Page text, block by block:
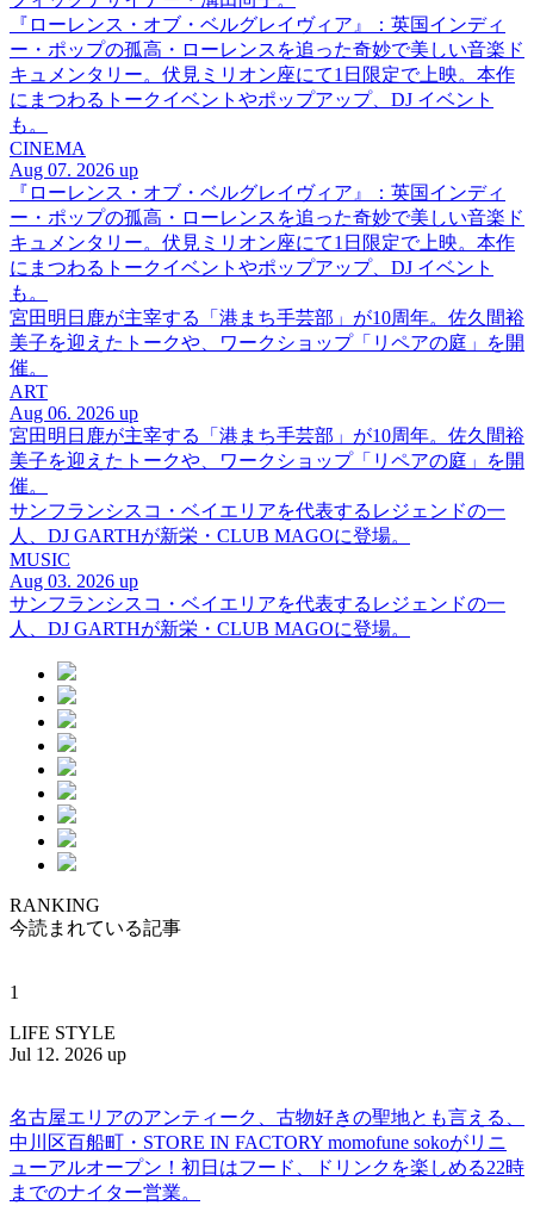
『ローレンス・オブ・ベルグレイヴィア』：英国インディ
ー・ポップの孤高・ローレンスを追った奇妙で美しい音楽ド
キュメンタリー。伏見ミリオン座にて1日限定で上映。本作
にまつわるトークイベントやポップアップ、DJ イベント
も。
CINEMA
Aug 07. 2026 up
『ローレンス・オブ・ベルグレイヴィア』：英国インディ
ー・ポップの孤高・ローレンスを追った奇妙で美しい音楽ド
キュメンタリー。伏見ミリオン座にて1日限定で上映。本作
にまつわるトークイベントやポップアップ、DJ イベント
も。
宮田明日鹿が主宰する「港まち手芸部」が10周年。佐久間裕
美子を迎えたトークや、ワークショップ「リペアの庭」を開
催。
ART
Aug 06. 2026 up
宮田明日鹿が主宰する「港まち手芸部」が10周年。佐久間裕
美子を迎えたトークや、ワークショップ「リペアの庭」を開
催。
サンフランシスコ・ベイエリアを代表するレジェンドの一
人、DJ GARTHが新栄・CLUB MAGOに登場。
MUSIC
Aug 03. 2026 up
サンフランシスコ・ベイエリアを代表するレジェンドの一
人、DJ GARTHが新栄・CLUB MAGOに登場。
RANKING
今読まれている記事
1
LIFE STYLE
Jul 12. 2026 up
名古屋エリアのアンティーク、古物好きの聖地とも言える、
中川区百船町・STORE IN FACTORY momofune sokoがリニ
ューアルオープン！初日はフード、ドリンクを楽しめる22時
までのナイター営業。